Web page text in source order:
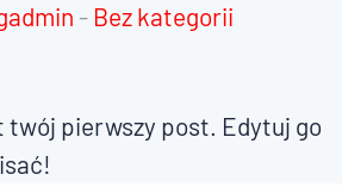
- Bez kategorii
twój pierwszy post. Edytuj go